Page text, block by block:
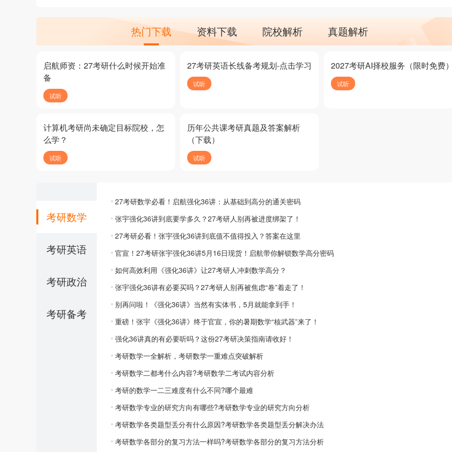
热门下载 资料下载 院校解析 真题解析
启航师资：27考研什么时候开始准
备
试听
27考研英语长线备考规划-点击学习
试听
2027考研AI择校服务（限时免费
试听
计算机考研尚未确定目标院校，怎
么学？
试听
历年公共课考研真题及答案解析
（下载）
试听
考研数学
考研英语
考研政治
考研备考
27考研数学必看！启航强化36讲：从基础到高分的通关密码
张宇强化36讲到底要学多久？27考研人别再被进度绑架了！
27考研必看！张宇强化36讲到底值不值得投入？答案在这里
官宣！27考研张宇强化36讲5月16日现货！启航带你解锁数学高分密码
如何高效利用《强化36讲》让27考研人冲刺数学高分？
张宇强化36讲有必要买吗？27考研人别再被焦虑“卷”着走了！
别再问啦！《强化36讲》当然有实体书，5月就能拿到手！
重磅！张宇《强化36讲》终于官宣，你的暑期数学“核武器”来了！
强化36讲真的有必要听吗？这份27考研决策指南请收好！
考研数学一全解析，考研数学一重难点突破解析
考研数学二都考什么内容?考研数学二考试内容分析
考研的数学一二三难度有什么不同?哪个最难
考研数学专业的研究方向有哪些?考研数学专业的研究方向分析
考研数学各类题型丢分有什么原因?考研数学各类题型丢分解决办法
考研数学各部分的复习方法一样吗?考研数学各部分的复习方法分析